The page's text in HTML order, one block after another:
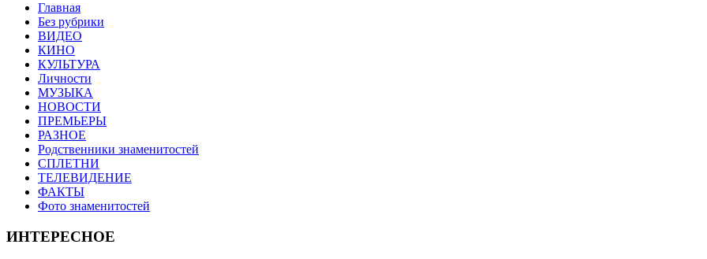
Главная
Без рубрики
ВИДЕО
КИНО
КУЛЬТУРА
Личности
МУЗЫКА
НОВОСТИ
ПРЕМЬЕРЫ
РАЗНОЕ
Родственники знаменитостей
СПЛЕТНИ
ТЕЛЕВИДЕНИЕ
ФАКТЫ
Фото знаменитостей
ИНТЕРЕСНОЕ